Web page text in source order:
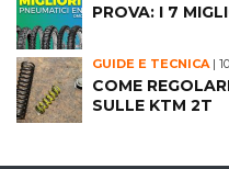
PROVA: I 7
GUIDE E TECNICA|
COME
SULLE KTM 2T